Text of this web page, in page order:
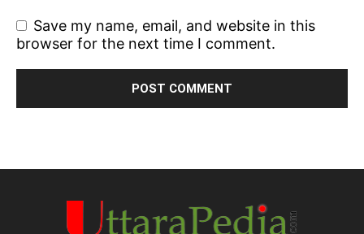
Save my name, email, and website in this
browser for the next time I comment.